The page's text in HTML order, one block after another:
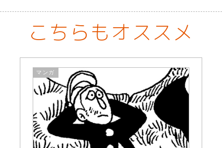
こちらもオススメ
マンガ